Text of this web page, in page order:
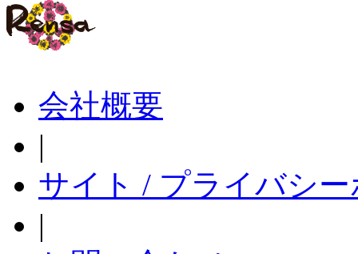
会社概要
|
サイト / プライバシ
|